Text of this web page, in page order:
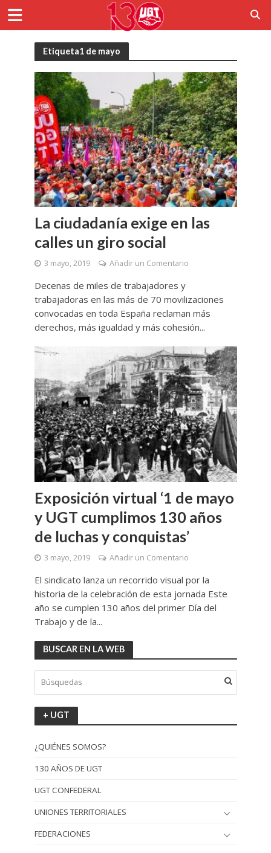
Etiqueta1 de mayo
La ciudadanía exige en las
calles un giro social
3 mayo, 2019 Añadir un Comentario
Decenas de miles de trabajadores y
trabajadoras en las más de 70 movilizaciones
convocadas en toda España reclaman más
derechos, más igualdad y más cohesión...
Exposición virtual ‘1 de mayo
y UGT cumplimos 130 años
de luchas y conquistas’
3 mayo, 2019 Añadir un Comentario
El sindicato lanza un recorrido visual por la
historia de la celebración de esta jornada Este
año se cumplen 130 años del primer Día del
Trabajo y de la...
BUSCAR EN LA WEB
+ UGT
¿QUIÉNES SOMOS?
130 AÑOS DE UGT
UGT CONFEDERAL
UNIONES TERRITORIALES
FEDERACIONES